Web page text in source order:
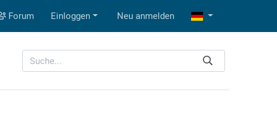
Forum Einloggen Neu anmelden